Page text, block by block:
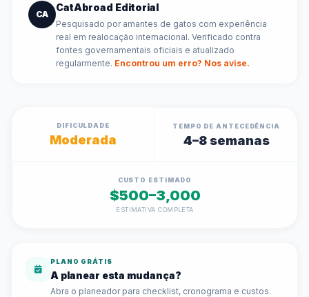
CA
CatAbroad Editorial
Pesquisado por amantes de gatos com experiência
real em realocação internacional. Verificado contra
fontes governamentais oficiais e atualizado
regularmente. Encontrou um erro? Nos avise.
DIFICULDADE
Moderada
TEMPO DE ANTECEDÊNCIA
4–8 semanas
CUSTO ESTIMADO
$500–3,000
ESTIMATIVA COMPLETA
PLANO GRÁTIS
A planear esta mudança?
Abra o planeador para checklist, cronograma e custos.